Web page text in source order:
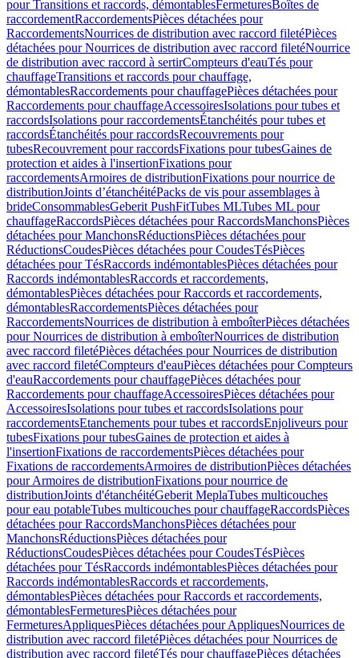
pour Transitions et raccords, démontablesFermeturesBoîtes de
raccordementRaccordementsPièces détachées pour
RaccordementsNourrices de distribution avec raccord filetéPièces
détachées pour Nourrices de distribution avec raccord filetéNourrice
de distribution avec raccord à sertirCompteurs d'eauTés pour
chauffageTransitions et raccords pour chauffage,
démontablesRaccordements pour chauffagePièces détachées pour
Raccordements pour chauffageAccessoiresIsolations pour tubes et
raccordsIsolations pour raccordementsÉtanchéités pour tubes et
raccordsÉtanchéités pour raccordsRecouvrements pour
tubesRecouvrement pour raccordsFixations pour tubesGaines de
protection et aides à l'insertionFixations pour
raccordementsArmoires de distributionFixations pour nourrice de
distributionJoints d’étanchéitéPacks de vis pour assemblages à
brideConsommablesGeberit PushFitTubes MLTubes ML pour
chauffageRaccordsPièces détachées pour RaccordsManchonsPièces
détachées pour ManchonsRéductionsPièces détachées pour
RéductionsCoudesPièces détachées pour CoudesTésPièces
détachées pour TésRaccords indémontablesPièces détachées pour
Raccords indémontablesRaccords et raccordements,
démontablesPièces détachées pour Raccords et raccordements,
démontablesRaccordementsPièces détachées pour
RaccordementsNourrices de distribution à emboîterPièces détachées
pour Nourrices de distribution à emboîterNourrices de distribution
avec raccord filetéPièces détachées pour Nourrices de distribution
avec raccord filetéCompteurs d'eauPièces détachées pour Compteurs
d'eauRaccordements pour chauffagePièces détachées pour
Raccordements pour chauffageAccessoiresPièces détachées pour
AccessoiresIsolations pour tubes et raccordsIsolations pour
raccordementsEtanchements pour tubes et raccordsEnjoliveurs pour
tubesFixations pour tubesGaines de protection et aides à
l'insertionFixations de raccordementsPièces détachées pour
Fixations de raccordementsArmoires de distributionPièces détachées
pour Armoires de distributionFixations pour nourrice de
distributionJoints d'étanchéitéGeberit MeplaTubes multicouches
pour eau potableTubes multicouches pour chauffageRaccordsPièces
détachées pour RaccordsManchonsPièces détachées pour
ManchonsRéductionsPièces détachées pour
RéductionsCoudesPièces détachées pour CoudesTésPièces
détachées pour TésRaccords indémontablesPièces détachées pour
Raccords indémontablesRaccords et raccordements,
démontablesPièces détachées pour Raccords et raccordements,
démontablesFermeturesPièces détachées pour
FermeturesAppliquesPièces détachées pour AppliquesNourrices de
distribution avec raccord filetéPièces détachées pour Nourrices de
distribution avec raccord filetéTés pour chauffagePièces détachées